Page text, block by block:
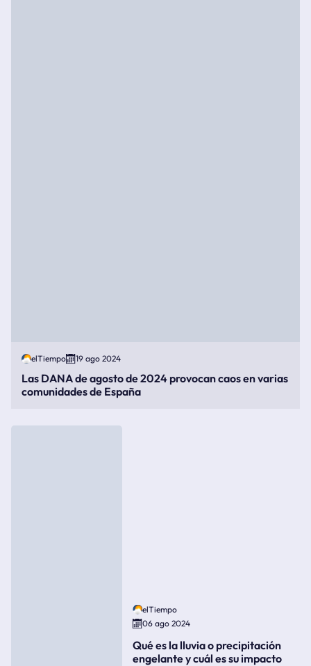
elTiempo 19 ago 2024
Las DANA de agosto de 2024 provocan caos en varias
comunidades de España
elTiempo
06 ago 2024
Qué es la lluvia o precipitación
engelante y cuál es su impacto